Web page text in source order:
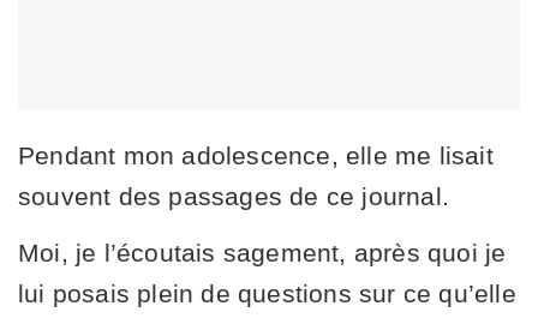
Pendant mon adolescence, elle me lisait
souvent des passages de ce journal.
Moi, je l’écoutais sagement, après quoi je
lui posais plein de questions sur ce qu’elle